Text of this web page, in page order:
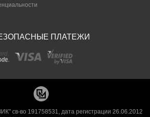
ПЛАТЕЖИ
во 191758531, дата регистрации 26.06.2012